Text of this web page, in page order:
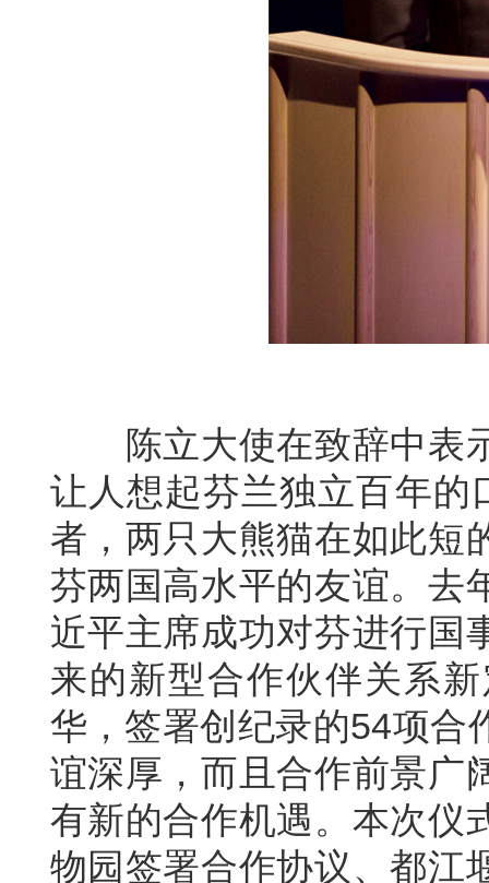
陈立大使在致辞中表示
让人想起芬兰独立百年的
者，两只大熊猫在如此短
芬两国高水平的友谊。去
近平主席成功对芬进行国
来的新型合作伙伴关系
华，签署创纪录的54项合
谊深厚，而且合作前景广
有新的合作机遇。本次仪
物园签署合作协议、都江